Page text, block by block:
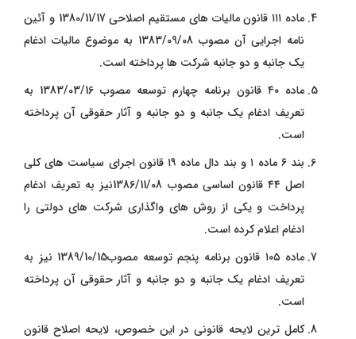
ماده ۱۱۱ قانون مالیات‌ های مستقیم اصلاحی 1380/11/17 و آئین
‌نامه اجرایی آن مصوب 1383/09/08 به موضوع مالیات ادغام
یک ‌جانبه و دو جانبه شرکت ‌ها پرداخته است.
ماده ۴۰ قانون برنامه چهارم توسعه مصوب 1383/03/16 به
تعریف ادغام یک‌ جانبه و دو جانبه و آثار حقوقی آن پرداخته
است.
بند ۶ ماده ۱ و بند دال ماده ۱۹ قانون اجرای سیاست‌ های کلی
اصل ۴۴ قانون اساسی مصوب 1386/11/08نیز به تعریف ادغام
پرداخت و یکی از روش‌ های واگذاری شرکت ‌های دولتی را
ادغام اعلام کرده است.
ماده ۱۰۵ قانون برنامه پنجم توسعه مصوب1389/10/15 نیز به
تعریف ادغام یک‌ جانبه و دو جانبه و آثار حقوقی آن پرداخته
است.
کامل‌ ترین لایحه قانونی در این خصوص، لایحه اصلاح قانون